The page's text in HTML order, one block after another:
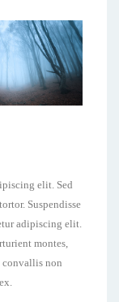
elit. Sed
Suspendisse
adipiscing elit.
montes,
convallis non